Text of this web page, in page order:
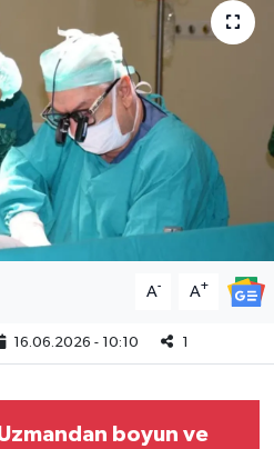
A- A+
16.06.2026 - 10:10 1
boyun ve